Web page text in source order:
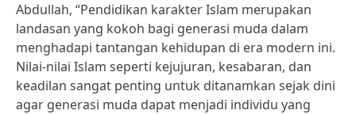
Abdullah, “Pendidikan karakter Islam merupakan
landasan yang kokoh bagi generasi muda dalam
menghadapi tantangan kehidupan di era modern ini.
Nilai-nilai Islam seperti kejujuran, kesabaran, dan
keadilan sangat penting untuk ditanamkan sejak dini
agar generasi muda dapat menjadi individu yang